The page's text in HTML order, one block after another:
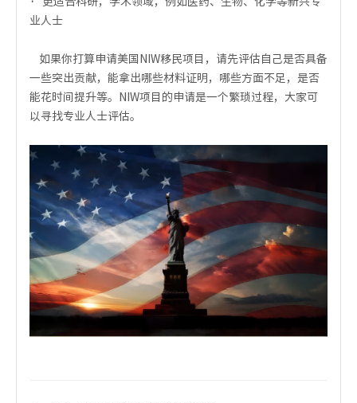
业人士
如果你打算申请美国NIW移民项目，请先评估自己是否具备
一些突出贡献，能拿出哪些材料证明，哪些方面不足，是否
能花时间提升等。NIW项目的申请是一个繁琐过程，大家可
以寻找专业人士评估。